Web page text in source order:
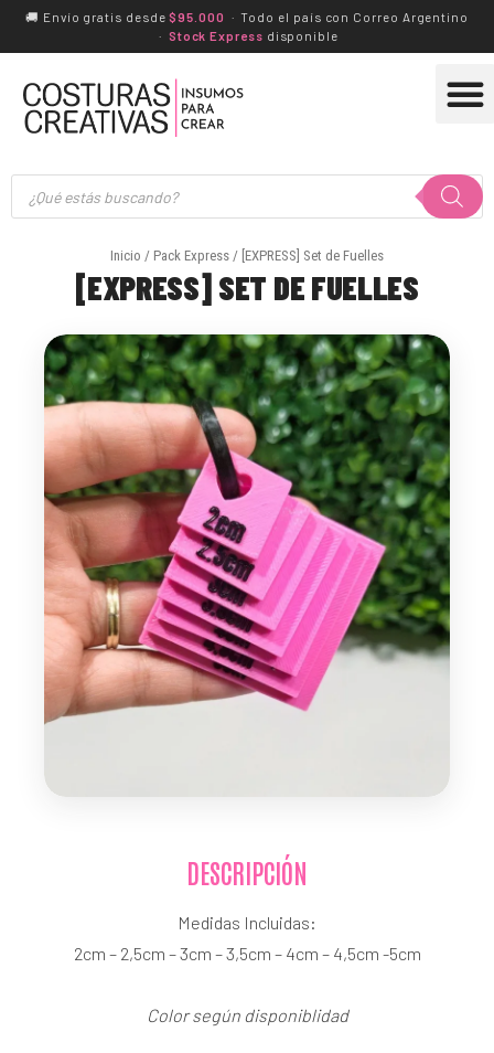
🚚 Envío gratis desde$95.000 · Todo el país con Correo Argentino
· Stock Express disponible
Búsqueda
de
Inicio / Pack Express / [EXPRESS] Set de Fuelles
[EXPRESS] SET DE FUELLES
DESCRIPCIÓN
Medidas Incluidas:
2cm – 2,5cm – 3cm – 3,5cm – 4cm – 4,5cm -5cm
Color según disponiblidad